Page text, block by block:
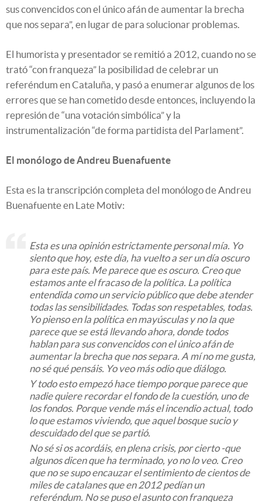
sus convencidos con el único afán de aumentar la brecha
que nos separa”, en lugar de para solucionar problemas.
El humorista y presentador se remitió a 2012, cuando no se
trató “con franqueza” la posibilidad de celebrar un
referéndum en Cataluña, y pasó a enumerar algunos de los
errores que se han cometido desde entonces, incluyendo la
represión de “una votación simbólica” y la
instrumentalización “de forma partidista del Parlament”.
El monólogo de Andreu Buenafuente
Esta es la transcripción completa del monólogo de Andreu
Buenafuente en Late Motiv:
Esta es una opinión estrictamente personal mía. Yo
siento que hoy, este día, ha vuelto a ser un día oscuro
para este país. Me parece que es oscuro. Creo que
estamos ante el fracaso de la política. La política
entendida como un servicio público que debe atender
todas las sensibilidades. Todas son respetables, todas.
Yo pienso en la política en mayúsculas y no la que
parece que se está llevando ahora, donde todos
hablan para sus convencidos con el único afán de
aumentar la brecha que nos separa. A mí no me gusta,
no sé qué pensáis. Yo veo más odio que diálogo.
Y todo esto empezó hace tiempo porque parece que
nadie quiere recordar el fondo de la cuestión, uno de
los fondos. Porque vende más el incendio actual, todo
lo que estamos viviendo, que aquel bosque sucio y
descuidado del que se partió.
No sé si os acordáis, en plena crisis, por cierto -que
algunos dicen que ha terminado, yo no lo veo. Creo
que no se supo encauzar el sentimiento de cientos de
miles de catalanes que en 2012 pedían un
referéndum. No se puso el asunto con franqueza